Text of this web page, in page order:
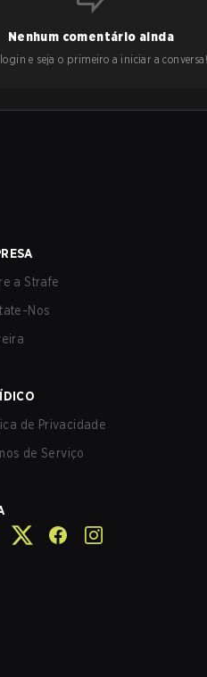
Nenhum comentário ainda
e seja o primeiro a iniciar a conversa!
a Strafe
Nos
de Privacidade
de Serviço